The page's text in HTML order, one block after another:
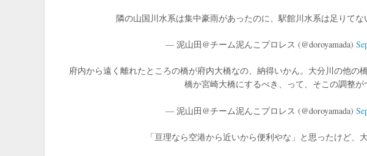
隣の山国川水系は集中豪雨があったのに、駅館川水系は足りてな
— 泥山田@チーム泥んこプロレス (@doroyamada)
府内から遠く離れたところの橋が府内大橋なの、納得いかん。大分川の他の
橋か宮崎大橋にするべき、って、そこの調整が
— 泥山田@チーム泥んこプロレス (@doroyamada)
「亘理なら空港から近いから便利やな」と思ったけど、